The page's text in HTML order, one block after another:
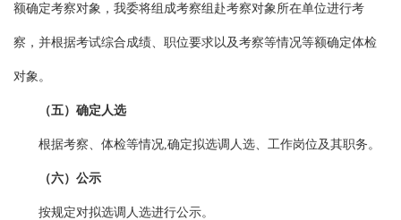
额确定考察对象，我委将组成考察组赴考察对象所在单位进行考
察，并根据考试综合成绩、职位要求以及考察等情况等额确定体检
对象。
（五）确定人选
根据考察、体检等情况,确定拟选调人选、工作岗位及其职务。
（六）公示
按规定对拟选调人选进行公示。